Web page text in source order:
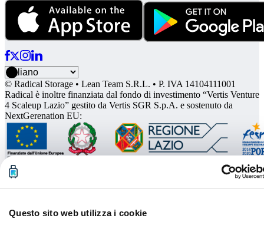
Questo sito web utilizza i cookie
© Radical Storage • Lean Team S.R.L. • P. IVA 14104111001
Radical è inoltre finanziata dal fondo di investimento “Vertis Venture
4 Scaleup Lazio” gestito da Vertis SGR S.p.A. e sostenuto da
NextGerenation EU: